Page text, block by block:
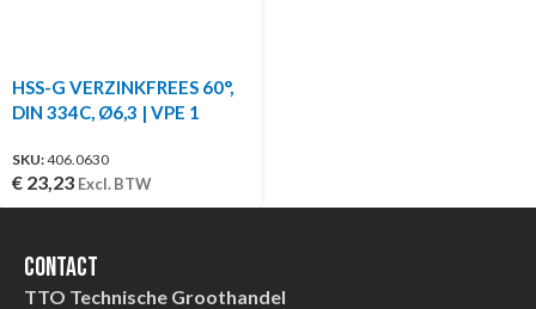
HSS-G VERZINKFREES 60°,
DIN 334C, Ø6,3 | VPE 1
SKU:406.0630
€ 23,23 Excl. BTW
Contact
TTO Technische Groothandel